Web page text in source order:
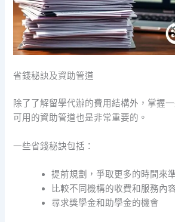
省錢秘訣及資助管道
除了了解留學代辦的費用結構外，掌握
可用的資助管道也是非常重要的。
一些省錢秘訣包括：
提前規劃，爭取更多的時間來
比較不同機構的收費和服務內
尋求獎學金和助學金的機會